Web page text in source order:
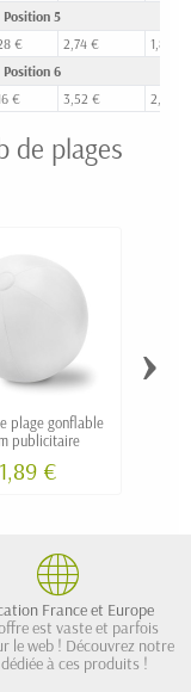
Position 5
€ 2,74 €
1,81 €
Position 6
€ 3,52 € 2,53 €
de plages
plage gonflable
publicitaire
1,89 €
›
France et Europe
est vaste et parfois
le web ! Découvrez notre
à ces produits !